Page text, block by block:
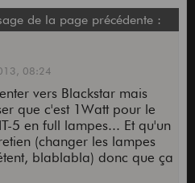
de la page précédente :
08:24
vers Blackstar mais
que c'est 1Watt pour le
5 en full lampes... Et qu'un
(changer les lampes
blablabla) donc que ça